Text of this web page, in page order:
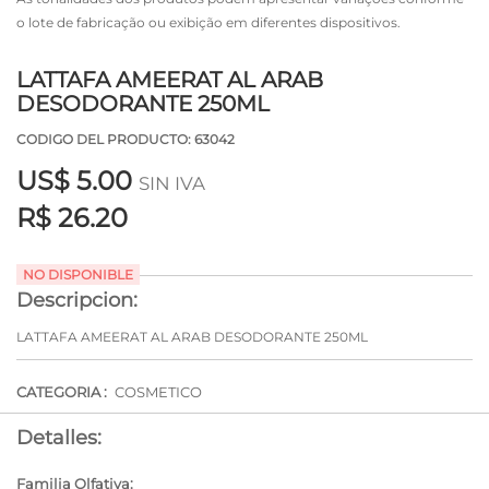
o lote de fabricação ou exibição em diferentes dispositivos.
LATTAFA AMEERAT AL ARAB
DESODORANTE 250ML
CODIGO DEL PRODUCTO: 63042
US$ 5.00 SIN IVA
R$ 26.20
NO DISPONIBLE
Descripcion:
LATTAFA AMEERAT AL ARAB DESODORANTE 250ML
CATEGORIA : COSMETICO
Detalles:
Familia Olfativa: